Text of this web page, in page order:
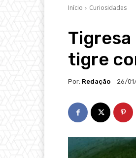
Início Curiosidades
tigre
Por: Redação 26/